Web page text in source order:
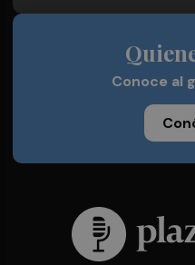
Conoce al